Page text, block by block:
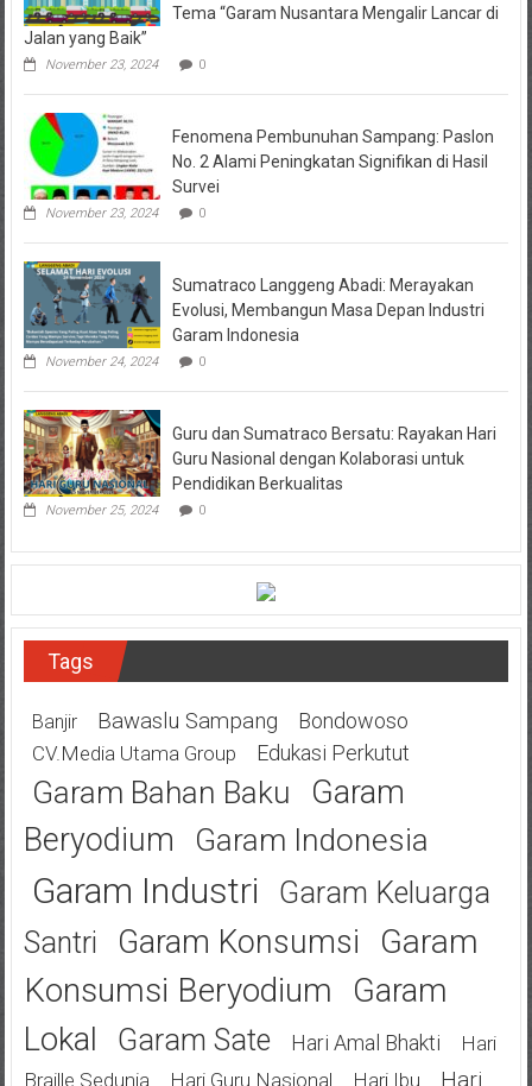
Tema “Garam Nusantara Mengalir Lancar di
Jalan yang Baik”
November 23, 2024 0
Fenomena Pembunuhan Sampang: Paslon
No. 2 Alami Peningkatan Signifikan di Hasil
Survei
November 23, 2024 0
Sumatraco Langgeng Abadi: Merayakan
Evolusi, Membangun Masa Depan Industri
Garam Indonesia
November 24, 2024 0
Guru dan Sumatraco Bersatu: Rayakan Hari
Guru Nasional dengan Kolaborasi untuk
Pendidikan Berkualitas
November 25, 2024 0
Tags
Banjir Bawaslu Sampang Bondowoso
CV.Media Utama Group Edukasi Perkutut
Garam Bahan Baku
Garam
Beryodium
Garam Indonesia
Garam Industri
Garam Keluarga
Santri
Garam Konsumsi
Garam
Konsumsi Beryodium
Garam
Lokal
Garam Sate Hari Amal Bhakti
Hari
Braille Sedunia
Hari Guru Nasional Hari Ibu Hari